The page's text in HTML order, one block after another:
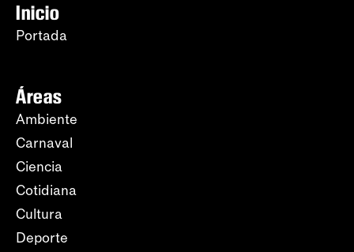
Inicio
Portada
Áreas
Ambiente
Carnaval
Ciencia
Cotidiana
Cultura
Deporte